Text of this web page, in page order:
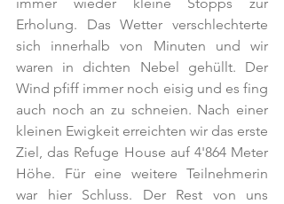
Erholung. Das Wetter verschlechterte
sich innerhalb von Minuten und wir
waren in dichten Nebel gehüllt. Der
Wind pfiff immer noch eisig und es fing
auch noch an zu schneien. Nach einer
kleinen Ewigkeit erreichten wir das erste
Ziel, das Refuge House auf 4'864 Meter
Höhe. Für eine weitere Teilnehmerin
war hier Schluss. Der Rest von uns